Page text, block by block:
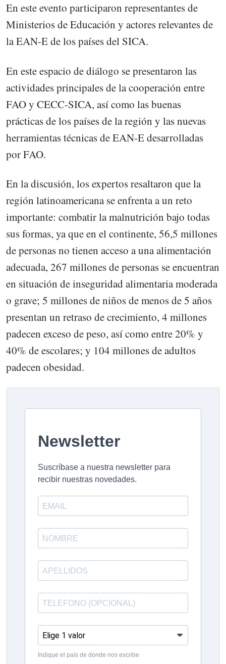
En este evento participaron representantes de
Ministerios de Educación y actores relevantes de
la EAN-E de los países del SICA.
En este espacio de diálogo se presentaron las
actividades principales de la cooperación entre
FAO y CECC-SICA, así como las buenas
prácticas de los países de la región y las nuevas
herramientas técnicas de EAN-E desarrolladas
por FAO.
En la discusión, los expertos resaltaron que la
región latinoamericana se enfrenta a un reto
importante: combatir la malnutrición bajo todas
sus formas, ya que en el continente, 56,5 millones
de personas no tienen acceso a una alimentación
adecuada, 267 millones de personas se encuentran
en situación de inseguridad alimentaria moderada
o grave; 5 millones de niños de menos de 5 años
presentan un retraso de crecimiento, 4 millones
padecen exceso de peso, así como entre 20% y
40% de escolares; y 104 millones de adultos
padecen obesidad.